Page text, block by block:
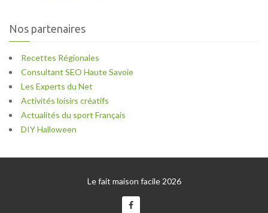
Nos partenaires
Recettes Régionales
Consultant SEO Haute Savoie
Les Experts du Net
Activités loisirs créatifs
Actualités du sport Français
DIY Halloween
Le fait maison facile 2026